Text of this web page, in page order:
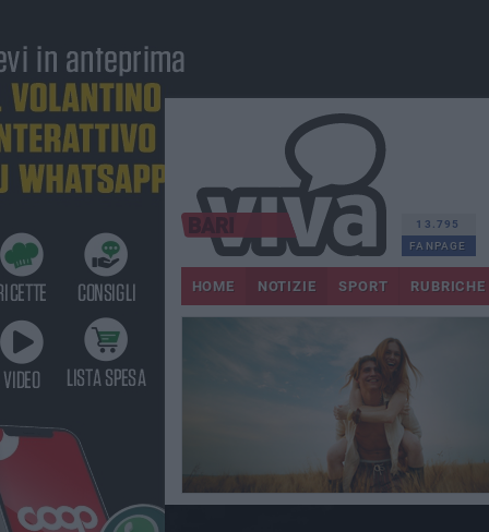
13.795
FANPAGE
HOME NOTIZIE SPORT RUBRICHE